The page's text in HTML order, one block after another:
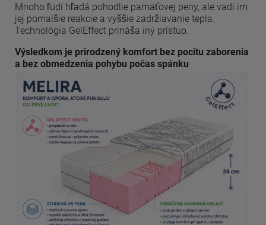
Mnoho ľudí hľadá pohodlie pamäťovej peny, ale vadí im
jej pomalšie reakcie a vyššie zadržiavanie tepla.
Technológia GelEffect prináša iný prístup.
Výsledkom je prirodzený komfort bez pocitu zaborenia
a bez obmedzenia pohybu počas spánku